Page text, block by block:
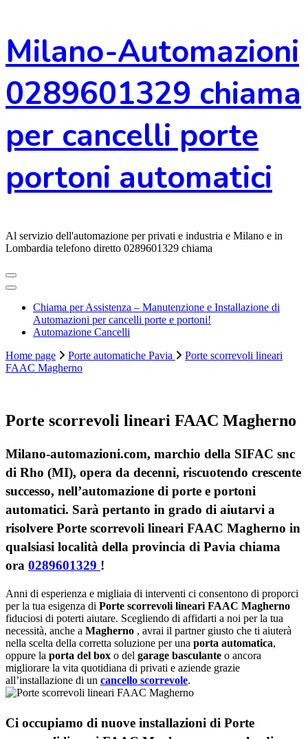
al
contenuto
Milano-Automazioni
0289601329 chiama
per cancelli porte
portoni automatici
Al servizio dell'automazione per privati e industria e Milano e in
Lombardia telefono diretto 0289601329 chiama
Chiama per Assistenza – Manutenzione e Installazione di
Automazioni per cancelli porte e portoni!
Automazione Cancelli
Home page
Porte automatiche Pavia
Porte scorrevoli lineari
FAAC Magherno
Porte scorrevoli lineari FAAC Magherno
Milano-automazioni.com, marchio della SIFAC snc
di Rho (MI), opera da decenni, riscuotendo crescente
successo, nell’automazione di porte e portoni
automatici. Sarà pertanto in grado di aiutarvi a
risolvere Porte scorrevoli lineari FAAC Magherno in
qualsiasi località della provincia di Pavia chiama
ora 0289601329 !
Anni di esperienza e migliaia di interventi ci consentono di proporci
per la tua esigenza di Porte scorrevoli lineari FAAC Magherno
fiduciosi di poterti aiutare. Scegliendo di affidarti a noi per la tua
necessità, anche a Magherno , avrai il partner giusto che ti aiuterà
nella scelta della corretta soluzione per una porta automatica,
oppure la porta del box o del garage basculante o ancora
migliorare la vita quotidiana di privati e aziende grazie
all’installazione di un cancello scorrevole.
Ci occupiamo di nuove installazioni di Porte